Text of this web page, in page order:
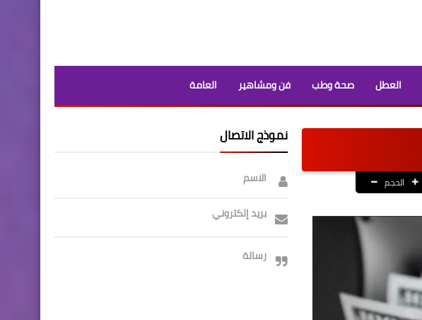
العطل صحة وطب فن ومشاهير العامة
الحجم
نموذج الاتصال
الاسم
بريد إلكتروني
رسالة